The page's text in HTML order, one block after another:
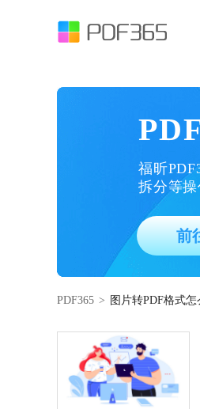
福昕
拆分等
前
PDF365 > 图片转PDF格式怎